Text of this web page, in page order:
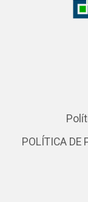
POLÍTICA DE